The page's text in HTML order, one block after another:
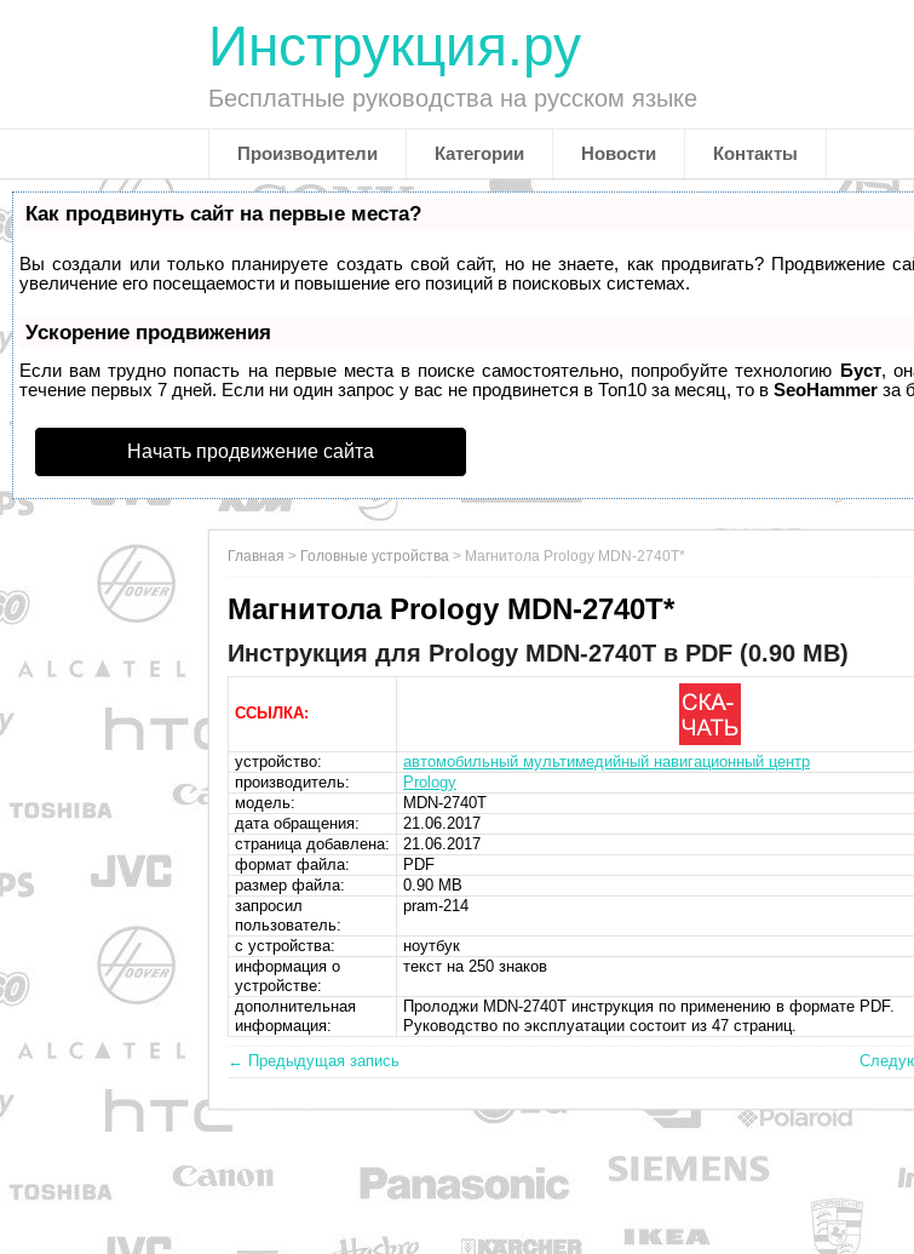
Инструкция.ру
Бесплатные руководства на русском языке
Производители Категории Новости Контакты
Как продвинуть сайт на первые места?
Вы создали или только планируете создать свой сайт, но не знаете, как продвигать? Продвижение
увеличение его посещаемости и повышение его позиций в поисковых системах.
Ускорение продвижения
Если вам трудно попасть на первые места в поиске самостоятельно, попробуйте технологию Буст,
течение первых 7 дней. Если ни один запрос у вас не продвинется в Топ10 за месяц, то в SeoHammer за
Начать продвижение сайта
Главная > Головные устройства > Магнитола Prology MDN-2740T*
Магнитола Prology MDN-2740T*
Инструкция для Prology MDN-2740T в PDF (0.90 MB)
ССЫЛКА:
устройство:
автомобильный мультимедийный навигационный центр
производитель:
Prology
модель:
MDN-2740T
дата обращения:
21.06.2017
страница добавлена:
21.06.2017
формат файла:
PDF
размер файла:
0.90 MB
запросил
пользователь:
pram-214
с устройства:
ноутбук
информация о
устройстве:
текст на 250 знаков
дополнительная
информация:
Пролоджи MDN-2740T инструкция по применению в формате PDF.
Руководство по эксплуатации состоит из 47 страниц.
← Предыдущая запись